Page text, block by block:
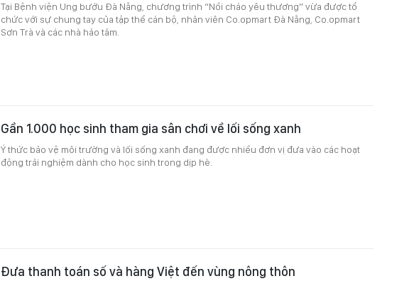
Tại Bệnh viện Ung bướu Đà Nẵng, chương trình “Nồi cháo yêu thương” vừa được tổ
chức với sự chung tay của tập thể cán bộ, nhân viên Co.opmart Đà Nẵng, Co.opmart
Sơn Trà và các nhà hảo tâm.
Gần 1.000 học sinh tham gia sân chơi về lối sống xanh
Ý thức bảo vệ môi trường và lối sống xanh đang được nhiều đơn vị đưa vào các hoạt
động trải nghiệm dành cho học sinh trong dịp hè.
Đưa thanh toán số và hàng Việt đến vùng nông thôn